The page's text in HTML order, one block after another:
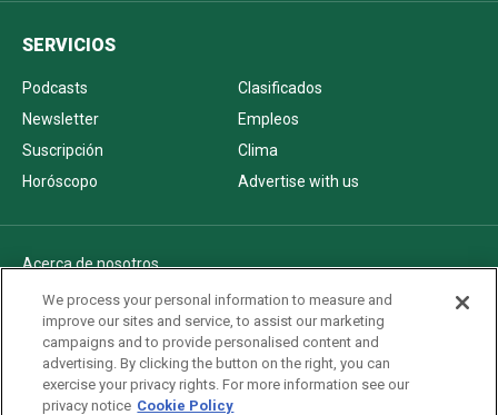
SERVICIOS
Podcasts
Clasificados
Newsletter
Empleos
Suscripción
Clima
Horóscopo
Advertise with us
Acerca de nosotros
Politica de privacidad
Pautas Editoriales
AdChoices
Advertise with us
We process your personal information to measure and
improve our sites and service, to assist our marketing
campaigns and to provide personalised content and
advertising. By clicking the button on the right, you can
exercise your privacy rights. For more information see our
privacy notice Cookie Policy